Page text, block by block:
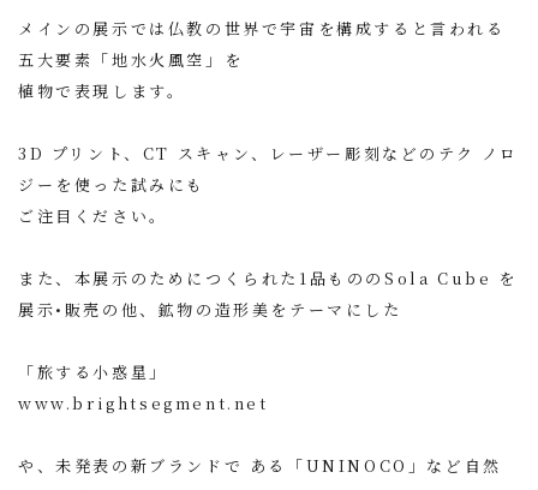
メインの展示では仏教の世界で宇宙を構成すると言われる
五大要素「地水火風空」を
植物で表現します。
3D プリント、CT スキャン、レーザー彫刻などのテク ノロ
ジーを使った試みにも
ご注目ください。
また、本展示のためにつくられた1品もののSola Cube を
展示•販売の他、鉱物の造形美をテーマにした
「旅する小惑星」
www.brightsegment.net
や、未発表の新ブランドで ある「UNINOCO」など自然